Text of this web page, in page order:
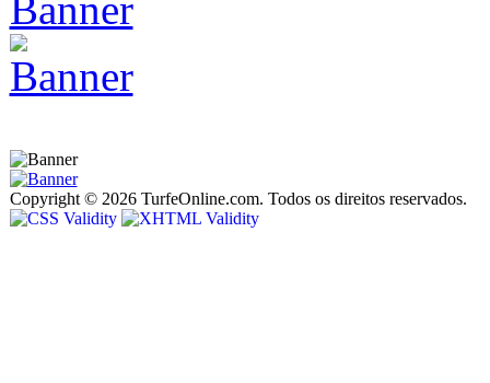
Copyright © 2026 TurfeOnline.com. Todos os direitos reservados.